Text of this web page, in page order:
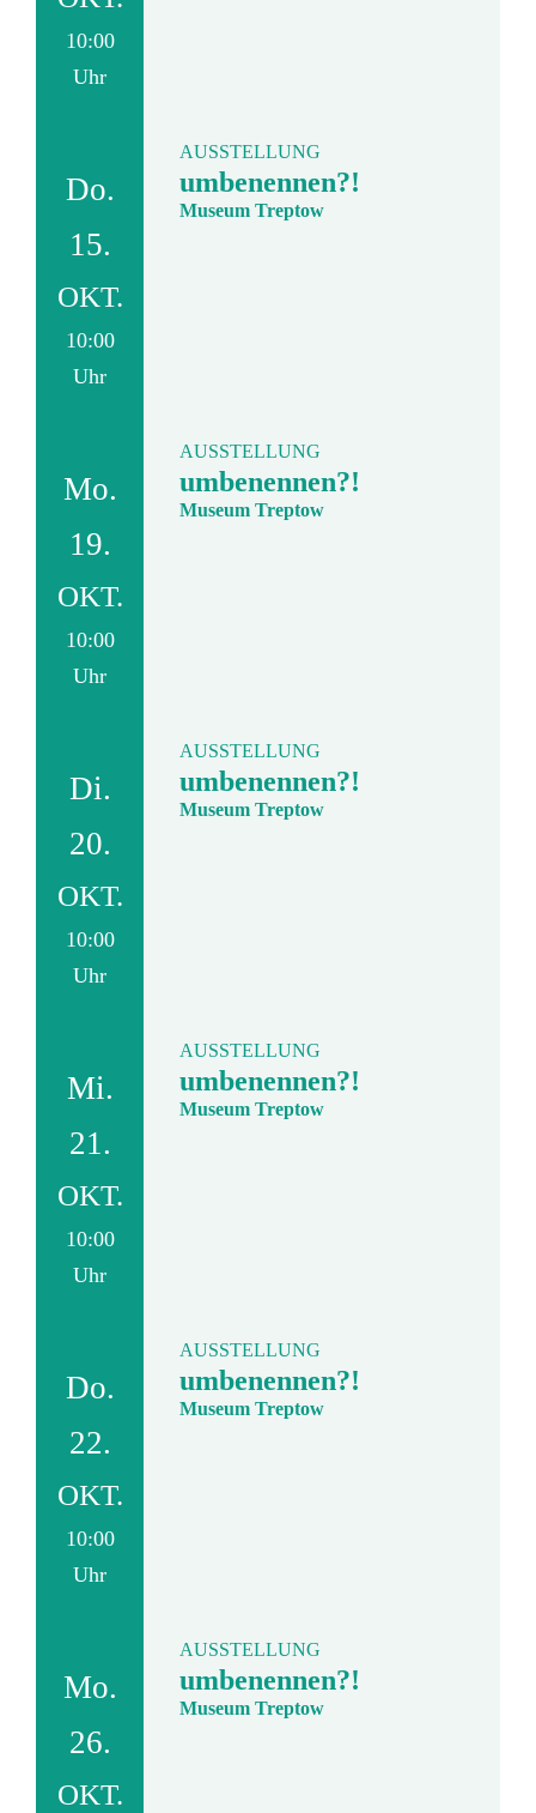
10:00
Uhr
Do.
15.
OKT.
10:00
Uhr
AUSSTELLUNG
umbenennen?!
Museum Treptow
Mo.
19.
OKT.
10:00
Uhr
AUSSTELLUNG
umbenennen?!
Museum Treptow
Di.
20.
OKT.
10:00
Uhr
AUSSTELLUNG
umbenennen?!
Museum Treptow
Mi.
21.
OKT.
10:00
Uhr
AUSSTELLUNG
umbenennen?!
Museum Treptow
Do.
22.
OKT.
10:00
Uhr
AUSSTELLUNG
umbenennen?!
Museum Treptow
Mo.
26.
OKT.
AUSSTELLUNG
umbenennen?!
Museum Treptow